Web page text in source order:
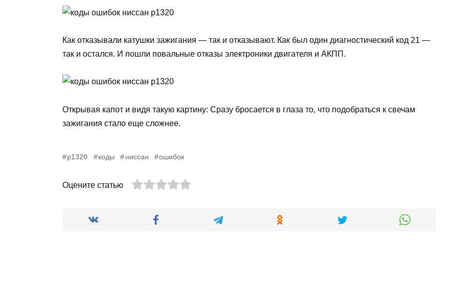
Как отказывали катушки зажигания — так и отказывают. Как был один диагностический код 21 —
так и остался. И пошли повальные отказы электроники двигателя и АКПП.
Открывая капот и видя такую картину: Сразу бросается в глаза то, что подобраться к свечам
зажигания стало еще сложнее.
p1320 коды ниссан ошибок
Оцените статью